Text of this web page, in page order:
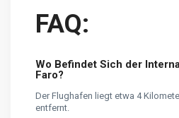
FAQ:
Wo Befindet Sich der
Faro?
Der Flughafen liegt etwa 4
entfernt.